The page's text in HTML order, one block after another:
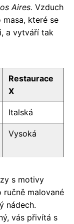
Aires. Vzduch
které se
a vytváří tak
Restaurace
X
Italská
Vysoká
s motivy
malované
nádech.
vás přivítá s